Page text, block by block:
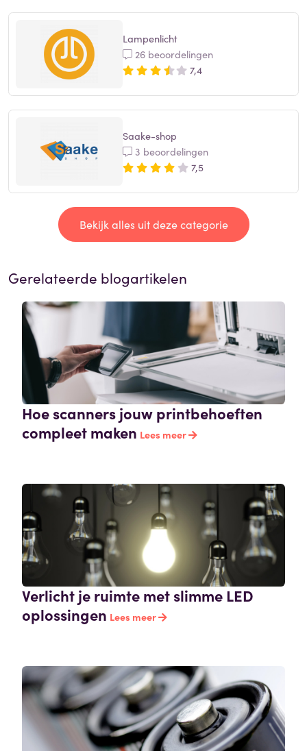
Lampenlicht
26 beoordelingen
7,4
Saake-shop
3 beoordelingen
7,5
Bekijk alles uit deze categorie
Gerelateerde blogartikelen
Hoe scanners jouw printbehoeften
compleet maken Lees meer
Verlicht je ruimte met slimme LED
oplossingen Lees meer